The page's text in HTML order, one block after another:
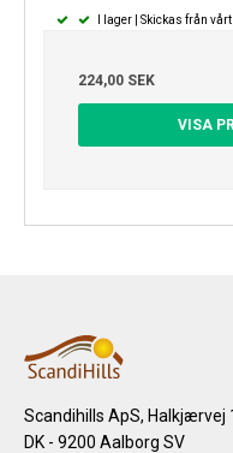
I lager | Skickas från
224,00 SEK
VISA
Scandihills ApS, Halkjærvej
DK - 9200 Aalborg SV